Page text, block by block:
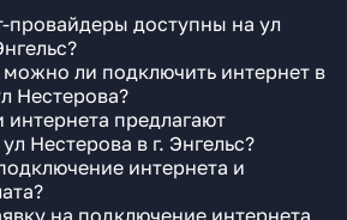
провайдеры доступны на ул
ли подключить интернет в
Нестерова?
интернета предлагают
Нестерова в г. Энгельс?
интернета и
на подключение интернета